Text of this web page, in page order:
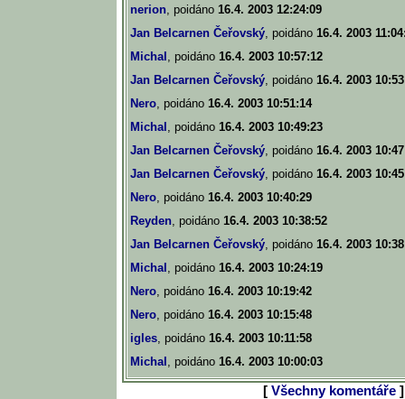
nerion, poidáno 16.4. 2003 12:24:09
Jan Belcarnen Čeřovský, poidáno 16.4. 2003
Michal , poidáno 16.4. 2003 10:57:12
Jan Belcarnen Čeřovský, poidáno 16.4. 2003
Nero, poidáno 16.4. 2003 10:51:14
Michal , poidáno 16.4. 2003 10:49:23
Jan Belcarnen Čeřovský, poidáno 16.4. 2003
Jan Belcarnen Čeřovský, poidáno 16.4. 2003
Nero, poidáno 16.4. 2003 10:40:29
Reyden, poidáno 16.4. 2003 10:38:52
Jan Belcarnen Čeřovský, poidáno 16.4. 2003
Michal , poidáno 16.4. 2003 10:24:19
Nero, poidáno 16.4. 2003 10:19:42
Nero, poidáno 16.4. 2003 10:15:48
igles, poidáno 16.4. 2003 10:11:58
Michal , poidáno 16.4. 2003 10:00:03
[ Všechny komentáře ]